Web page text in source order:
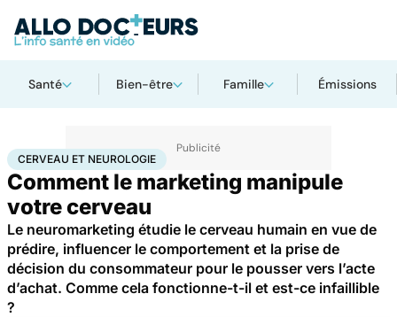
Santé Bien-être Famille Émissions
AccueilSantéSociétéCerveau et neurologie
CERVEAU ET NEUROLOGIE
Comment le marketing manipule
votre cerveau
Le neuromarketing étudie le cerveau humain en vue de
prédire, influencer le comportement et la prise de
décision du consommateur pour le pousser vers l’acte
d’achat. Comme cela fonctionne-t-il et est-ce infaillible
?